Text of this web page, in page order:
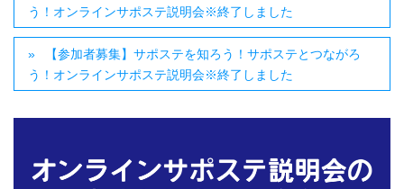
う！オンラインサポステ説明会※終了しました
【参加者募集】サポステを知ろう！サポステとつながろ
う！オンラインサポステ説明会※終了しました